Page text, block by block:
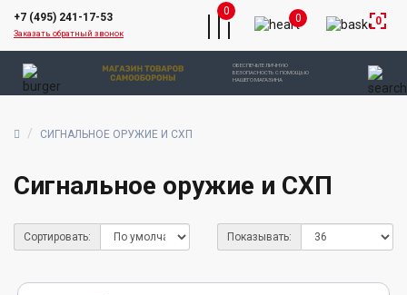
+7 (495) 241-17-53
Заказать обратный звонок
ОБЕСПЕЧЬТЕ ЛИЧНУЮ
БЕЗОПАСНОСТЬ С ПОМОЩЬЮ
НАШЕГО МАГАЗИНА
0
0 0
СИГНАЛЬНОЕ ОРУЖИЕ И СХП
Сигнальное оружие и СХП
Сортировать: Показывать: